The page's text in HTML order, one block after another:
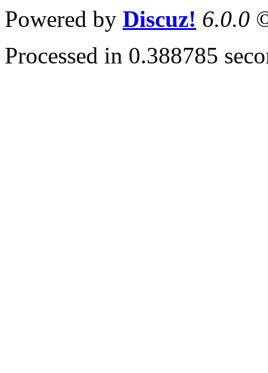
Powered by Discuz! 6.0.0
Processed in 0.388785